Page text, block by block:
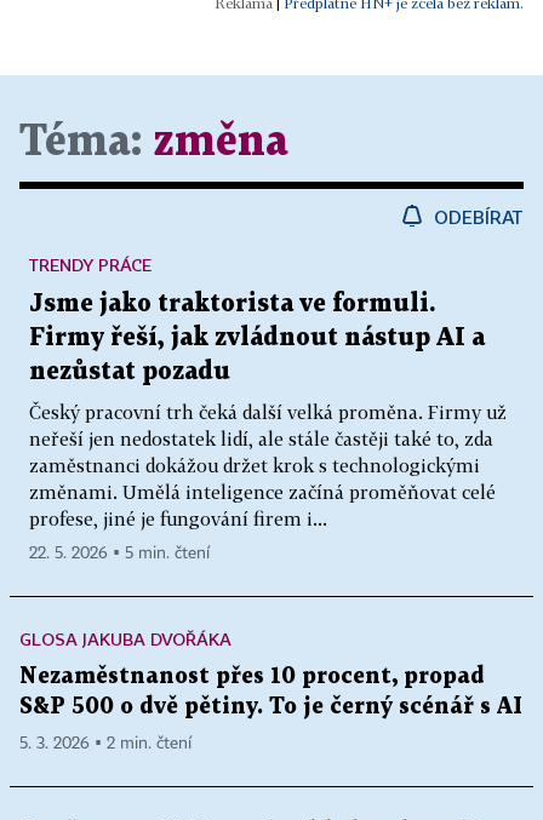
Téma: změna
ODEBÍRAT
Jsme jako traktorista ve formuli.
Firmy řeší, jak zvládnout nástup AI a
nezůstat pozadu
Český pracovní trh čeká další velká proměna. Firmy už
neřeší jen nedostatek lidí, ale stále častěji také to, zda
zaměstnanci dokážou držet krok s technologickými
změnami. Umělá inteligence začíná proměňovat celé
profese, jiné je fungování firem i...
TRENDY PRÁCE
22. 5. 2026 ▪ 5 min. čtení
GLOSA JAKUBA DVOŘÁKA
Nezaměstnanost přes 10 procent, propad
S&P 500 o dvě pětiny. To je černý scénář s AI
5. 3. 2026 ▪ 2 min. čtení